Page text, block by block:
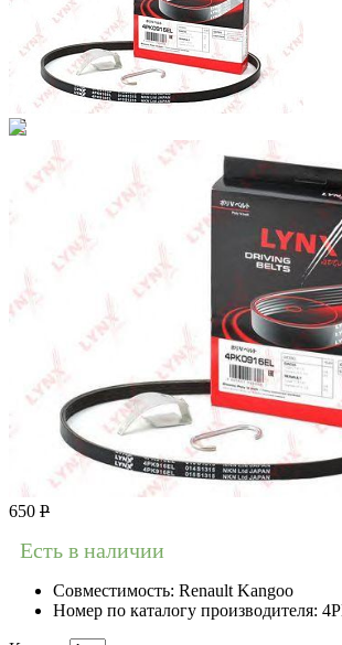
650 Р
Есть в наличии
Совместимость: Renault Kangoo
Номер по каталогу производителя: